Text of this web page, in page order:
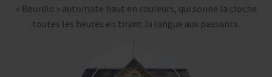
« Beurdin » automate haut en couleurs, qui sonne la cloche
toutes les heures en tirant la langue aux passants.